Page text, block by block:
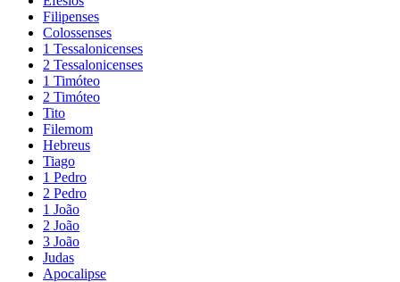
Filipenses
Colossenses
1 Tessalonicenses
2 Tessalonicenses
1 Timóteo
2 Timóteo
Tito
Filemom
Hebreus
Tiago
1 Pedro
2 Pedro
1 João
2 João
3 João
Judas
Apocalipse